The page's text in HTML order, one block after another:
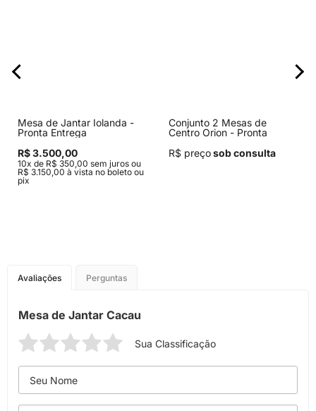
Mesa de Jantar Iolanda -
Pronta Entrega
R$ 3.500,00
10x de R$ 350,00 sem juros ou
R$ 3.150,00 à vista no boleto ou
pix
Conjunto 2 Mesas de
Centro Orion - Pronta
R$ preçosob consulta
Avaliações Perguntas
Mesa de Jantar Cacau
Sua Classificação